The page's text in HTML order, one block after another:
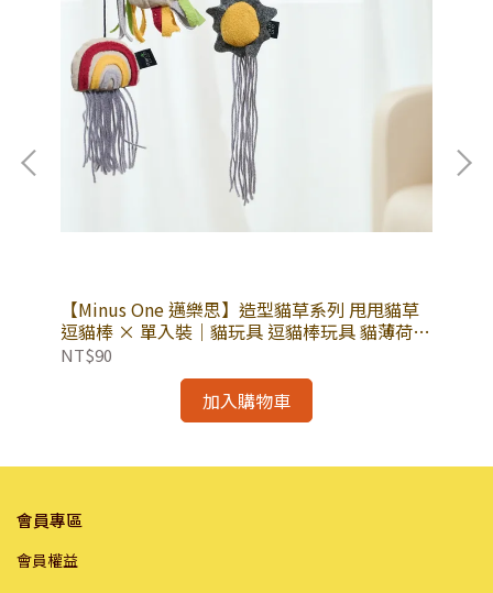
【Minus One 邁樂思】造型貓草系列 甩甩貓草
逗貓棒 × 單入裝｜貓玩具 逗貓棒玩具 貓薄荷
寵物貓玩具｜造型貓草系列
NT$90
加入購物車
會員專區
會員權益